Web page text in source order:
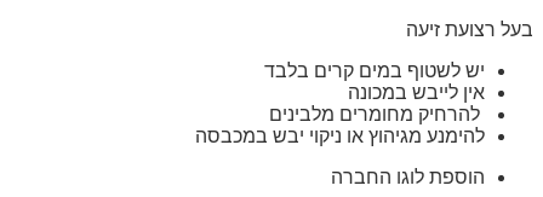
בעל רצועת זיעה
יש לשטוף במים קרים בלבד
אין לייבש במכונה
להרחיק מחומרים מלבינים
להימנע מגיהוץ או ניקוי יבש במכבסה
הוספת לוגו החברה